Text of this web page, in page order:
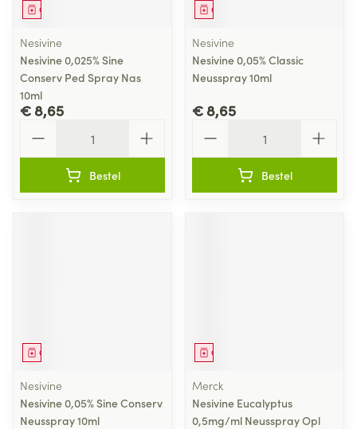
Geneesmiddel
Nesivine
Nesivine 0,025% Sine
Conserv Ped Spray Nas
10ml
€ 8,65
Bestel
Geneesmiddel
Nesivine
Nesivine 0,05% Classic
Neusspray 10ml
€ 8,65
Bestel
Geneesmiddel
Nesivine
Nesivine 0,05% Sine Conserv
Neusspray 10ml
Geneesmiddel
Merck
Nesivine Eucalyptus
0,5mg/ml Neusspray Opl